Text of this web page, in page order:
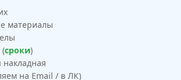
материалы
(сроки)
накладная
на Email / в ЛК)